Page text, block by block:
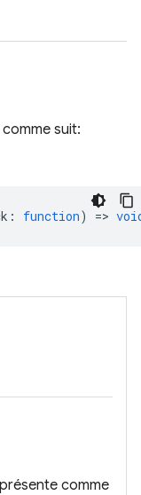
suit:
: function) =>
comme